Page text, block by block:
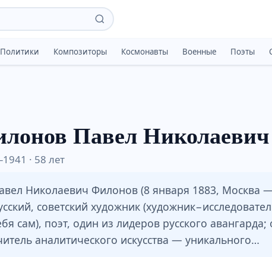
Политики Композиторы Космонавты Военные Поэты
Павел Николаевич
· 58 лет
Николаевич Филонов (8 января 1883, Москва
советский художник
сам), поэт, один из лидеров русского
аналитического искусства — уникального…